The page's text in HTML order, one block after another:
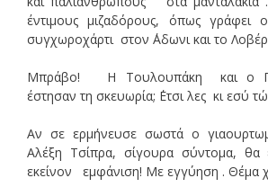
έντιμους μιζαδόρους, όπως γράφει
συγχωροχάρτι στον ΄Αδωνι και το
Μπράβο! Η Τουλουπάκη και ο
έστησαν τη σκευωρία; ΄Ετσι λες κι εσύ
Αν σε ερμήνευσε σωστά ο
Αλέξη Τσίπρα, σίγουρα σύντομα, θα
εκείνον εμφάνιση! Με εγγύηση . Θέμα